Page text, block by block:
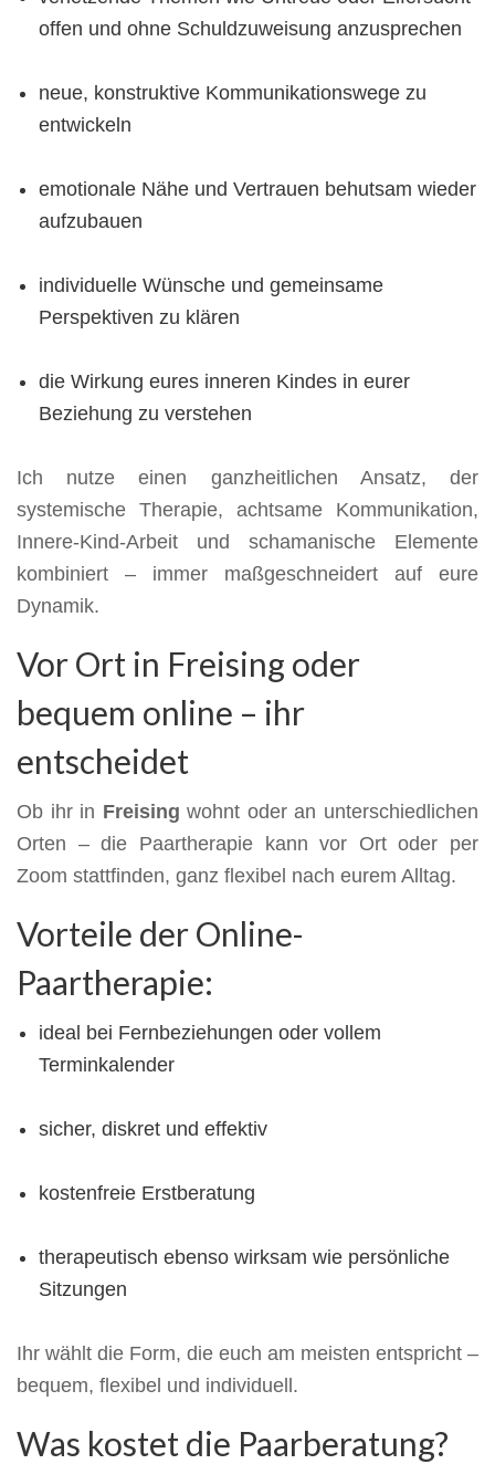
offen und ohne Schuldzuweisung anzusprechen
neue, konstruktive Kommunikationswege zu
entwickeln
emotionale Nähe und Vertrauen behutsam wieder
aufzubauen
individuelle Wünsche und gemeinsame
Perspektiven zu klären
die Wirkung eures inneren Kindes in eurer
Beziehung zu verstehen
Ich nutze einen ganzheitlichen Ansatz, der
systemische Therapie, achtsame Kommunikation,
Innere-Kind-Arbeit und schamanische Elemente
kombiniert – immer maßgeschneidert auf eure
Dynamik.
Vor Ort in Freising oder
bequem online – ihr
entscheidet
Ob ihr in Freising wohnt oder an unterschiedlichen
Orten – die Paartherapie kann vor Ort oder per
Zoom stattfinden, ganz flexibel nach eurem Alltag.
Vorteile der Online-
Paartherapie:
ideal bei Fernbeziehungen oder vollem
Terminkalender
sicher, diskret und effektiv
kostenfreie Erstberatung
therapeutisch ebenso wirksam wie persönliche
Sitzungen
Ihr wählt die Form, die euch am meisten entspricht –
bequem, flexibel und individuell.
Was kostet die Paarberatung?